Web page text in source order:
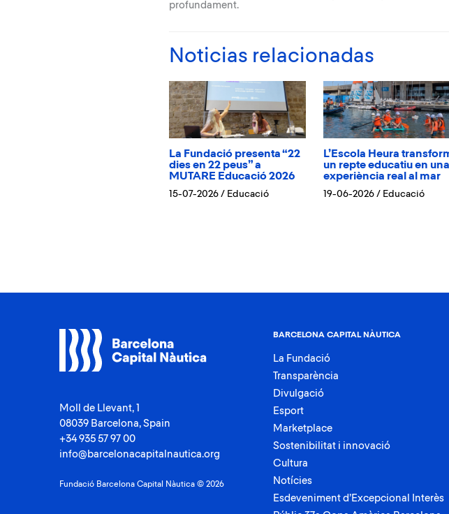
profundament.
Noticias relacionadas
La Fundació presenta “22
dies en 22 peus” a
MUTARE Educació 2026
15-07-2026 / Educació
L’Escola Heura
un repte educatiu en una
experiència real al mar
19-06-2026/ Educació
Moll de Llevant, 1
08039 Barcelona, Spain
+34 935 57 97 00
info@barcelonacapitalnautica.org
Fundació Barcelona Capital Nàutica © 2026
BARCELONA CAPITAL NÀUTICA
La Fundació
Transparència
Divulgació
Esport
Marketplace
Sostenibilitat i innovació
Cultura
Notícies
Esdeveniment d’Excepcional Interès